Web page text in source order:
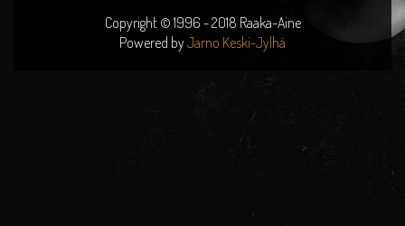
Copyright © 1996 - 2018 Raaka-Aine
Powered byJarno Keski-Jylhä